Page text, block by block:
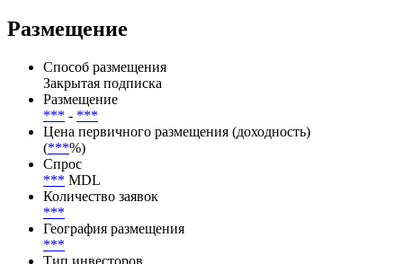
Размещение
Способ размещения
Закрытая подписка
Размещение
*** - ***
Цена первичного размещения (доходность)
(***%)
Спрос
*** MDL
Количество заявок
***
География размещения
***